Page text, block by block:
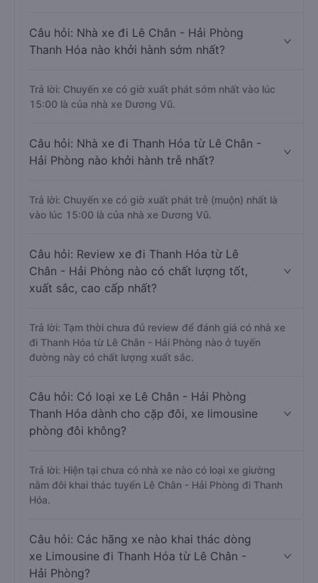
Câu hỏi: Nhà xe đi Lê Chân - Hải Phòng
Thanh Hóa nào khởi hành sớm nhất?
Trả lời: Chuyến xe có giờ xuất phát sớm nhất vào lúc
15:00 là của nhà xe Dương Vũ.
Câu hỏi: Nhà xe đi Thanh Hóa từ Lê Chân -
Hải Phòng nào khởi hành trễ nhất?
Trả lời: Chuyến xe có giờ xuất phát trễ (muộn) nhất là
vào lúc 15:00 là của nhà xe Dương Vũ.
Câu hỏi: Review xe đi Thanh Hóa từ Lê
Chân - Hải Phòng nào có chất lượng tốt,
xuất sắc, cao cấp nhất?
Trả lời: Tạm thời chưa đủ review để đánh giá có nhà xe
đi Thanh Hóa từ Lê Chân - Hải Phòng nào ở tuyến
đường này có chất lượng xuất sắc.
Câu hỏi: Có loại xe Lê Chân - Hải Phòng
Thanh Hóa dành cho cặp đôi, xe limousine
phòng đôi không?
Trả lời: Hiện tại chưa có nhà xe nào có loại xe giường
nằm đôi khai thác tuyến Lê Chân - Hải Phòng đi Thanh
Hóa.
Câu hỏi: Các hãng xe nào khai thác dòng
xe Limousine đi Thanh Hóa từ Lê Chân -
Hải Phòng?